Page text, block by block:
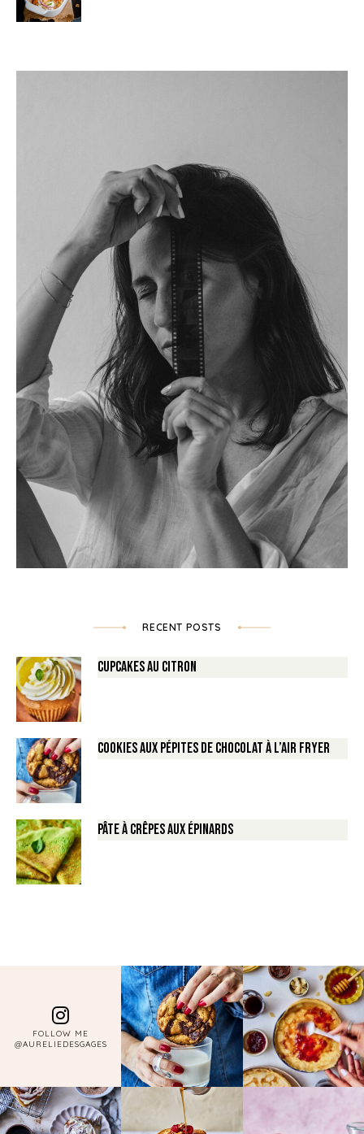
RECENT POSTS
Cupcakes au Citron
Cookies aux pépites de Chocolat à l’air fryer
Pâte à crêpes aux épinards
FOLLOW ME
@AURELIEDESGAGES